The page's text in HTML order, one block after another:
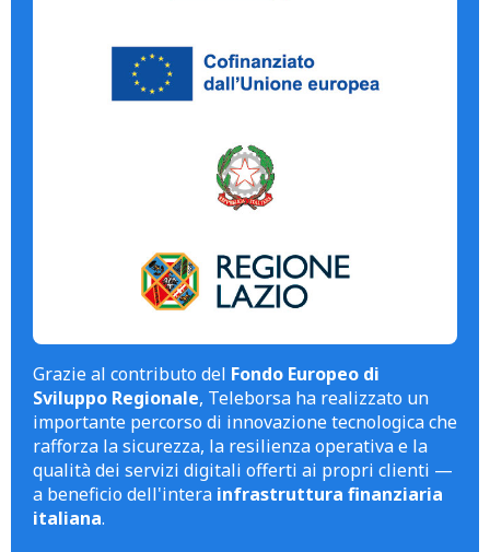
Grazie al contributo del Fondo Europeo di
Sviluppo Regionale, Teleborsa ha realizzato un
importante percorso di innovazione tecnologica che
rafforza la sicurezza, la resilienza operativa e la
qualità dei servizi digitali offerti ai propri clienti —
a beneficio dell'intera infrastruttura finanziaria
italiana.